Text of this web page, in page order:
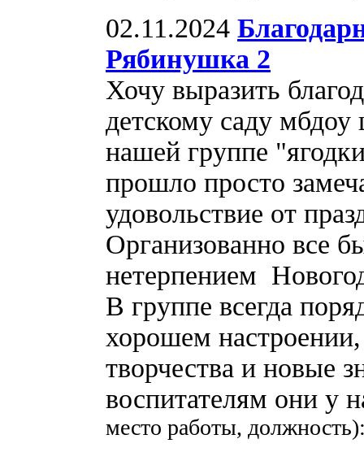
02.11.2024
Рябинушка 2
Хочу выразить
детскому саду
нашей группе
прошло просто
удовольствие от
Организованно все
нетерпением
В группе всегда
хорошем
творчества и новые
воспитателям они у
место работы,